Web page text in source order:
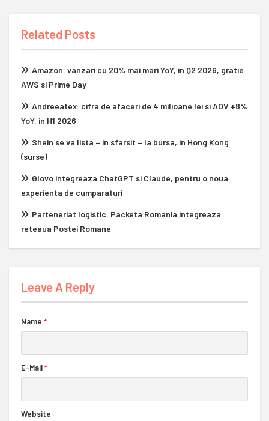
Related Posts
Amazon: vanzari cu 20% mai mari YoY, in Q2 2026, gratie
AWS si Prime Day
Andreeatex: cifra de afaceri de 4 milioane lei si AOV +8%
YoY, in H1 2026
Shein se va lista – in sfarsit – la bursa, in Hong Kong
(surse)
Glovo integreaza ChatGPT si Claude, pentru o noua
experienta de cumparaturi
Parteneriat logistic: Packeta Romania integreaza
reteaua Postei Romane
Leave A Reply
Name *
E-Mail*
Website